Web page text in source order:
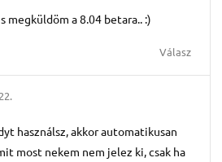
megküldöm a 8.04 betara.. :)
Válasz
használsz, akkor automatikusan
most nekem nem jelez ki, csak ha